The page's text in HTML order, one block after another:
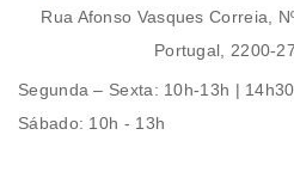
Rua Afonso Vasques Correia,
Portugal, 2200-
Segunda – Sexta: 10h-13h |
Sábado: 10h - 13h